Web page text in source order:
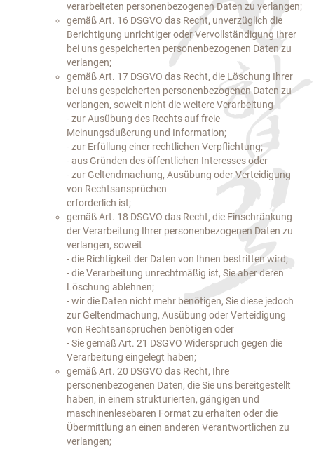
verarbeiteten personenbezogenen Daten zu verlangen;
gemäß Art. 16 DSGVO das Recht, unverzüglich die
Berichtigung unrichtiger oder Vervollständigung Ihrer
bei uns gespeicherten personenbezogenen Daten zu
verlangen;
gemäß Art. 17 DSGVO das Recht, die Löschung Ihrer
bei uns gespeicherten personenbezogenen Daten zu
verlangen, soweit nicht die weitere Verarbeitung
- zur Ausübung des Rechts auf freie
Meinungsäußerung und Information;
- zur Erfüllung einer rechtlichen Verpflichtung;
- aus Gründen des öffentlichen Interesses oder
- zur Geltendmachung, Ausübung oder Verteidigung
von Rechtsansprüchen
erforderlich ist;
gemäß Art. 18 DSGVO das Recht, die Einschränkung
der Verarbeitung Ihrer personenbezogenen Daten zu
verlangen, soweit
- die Richtigkeit der Daten von Ihnen bestritten wird;
- die Verarbeitung unrechtmäßig ist, Sie aber deren
Löschung ablehnen;
- wir die Daten nicht mehr benötigen, Sie diese jedoch
zur Geltendmachung, Ausübung oder Verteidigung
von Rechtsansprüchen benötigen oder
- Sie gemäß Art. 21 DSGVO Widerspruch gegen die
Verarbeitung eingelegt haben;
gemäß Art. 20 DSGVO das Recht, Ihre
personenbezogenen Daten, die Sie uns bereitgestellt
haben, in einem strukturierten, gängigen und
maschinenlesebaren Format zu erhalten oder die
Übermittlung an einen anderen Verantwortlichen zu
verlangen;